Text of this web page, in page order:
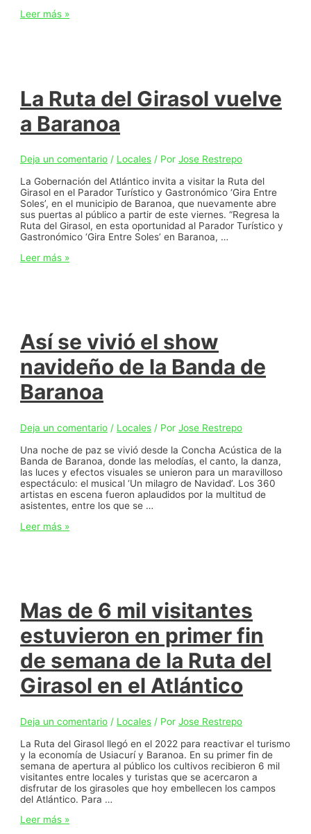
Plan
tiene
lista
la
vía
que
a
más
rápido
por
el
norte
y
sur
Leer más »
La Ruta del Girasol vuelve
a Baranoa
Deja un comentario / Locales / PorJose Restrepo
La Gobernación del Atlántico invita a visitar la Ruta del
Girasol en el Parador Turístico y Gastronómico ‘Gira Entre
Soles’, en el municipio de Baranoa, que nuevamente abre
sus puertas al público a partir de este viernes. “Regresa la
Ruta del Girasol, en esta oportunidad al Parador Turístico y
Gastronómico ‘Gira Entre Soles’ en Baranoa, …
La
Leer más »
Así se vivió el show
navideño de la Banda de
Baranoa
Deja un comentario / Locales / PorJose Restrepo
Una noche de paz se vivió desde la Concha Acústica de la
Banda de Baranoa, donde las melodías, el canto, la danza,
las luces y efectos visuales se unieron para un maravilloso
espectáculo: el musical ‘Un milagro de Navidad’. Los 360
artistas en escena fueron aplaudidos por la multitud de
asistentes, entre los que se …
Así
la
Banda
de
Baranoa
Leer más »
Mas de 6 mil visitantes
estuvieron en primer fin
de semana de la Ruta del
Girasol en el Atlántico
Deja un comentario / Locales / PorJose Restrepo
La Ruta del Girasol llegó en el 2022 para reactivar el turismo
y la economía de Usiacurí y Baranoa. En su primer fin de
semana de apertura al público los cultivos recibieron 6 mil
visitantes entre locales y turistas que se acercaron a
disfrutar de los girasoles que hoy embellecen los campos
del Atlántico. Para …
Mas
Leer más »